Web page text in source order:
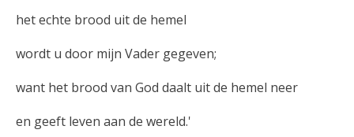
het echte brood uit de hemel
wordt u door mijn Vader gegeven;
want het brood van God daalt uit de hemel neer
en geeft leven aan de wereld.'